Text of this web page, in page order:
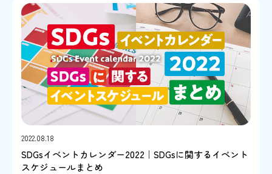
2022.08.18
SDGsイベントカレンダー2022｜SDGsに関するイベント
スケジュールまとめ